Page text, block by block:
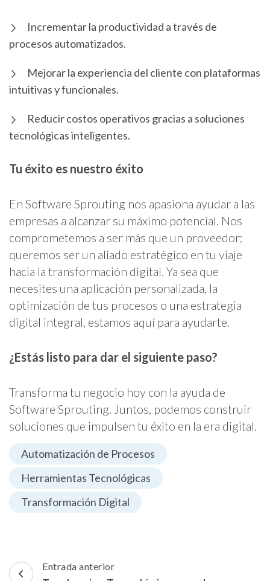
Incrementar la productividad a través de
procesos automatizados.
Mejorar la experiencia del cliente con plataformas
intuitivas y funcionales.
Reducir costos operativos gracias a soluciones
tecnológicas inteligentes.
Tu éxito es nuestro éxito
En Software Sprouting nos apasiona ayudar a las
empresas a alcanzar su máximo potencial. Nos
comprometemos a ser más que un proveedor;
queremos ser un aliado estratégico en tu viaje
hacia la transformación digital. Ya sea que
necesites una aplicación personalizada, la
optimización de tus procesos o una estrategia
digital integral, estamos aquí para ayudarte.
¿Estás listo para dar el siguiente paso?
Transforma tu negocio hoy con la ayuda de
Software Sprouting. Juntos, podemos construir
soluciones que impulsen tu éxito en la era digital.
Automatización de Procesos
Herramientas Tecnológicas
Transformación Digital
Navegación
Entrada anterior